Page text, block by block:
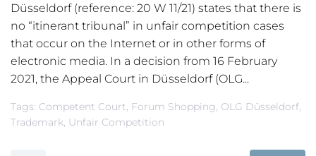
Düsseldorf (reference: 20 W 11/21) states that there is
no “itinerant tribunal” in unfair competition cases
that occur on the Internet or in other forms of
electronic media. In a decision from 16 February
2021, the Appeal Court in Düsseldorf (OLG...
Tags: Competent Court, Forum Shopping, OLG Düsseldorf,
Trademark, Unfair Competition